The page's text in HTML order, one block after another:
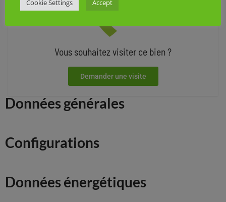
Vous souhaitez visiter ce bien ?
Demander une visite
Données générales
Configurations
Données énergétiques
Cookie Settings Accept